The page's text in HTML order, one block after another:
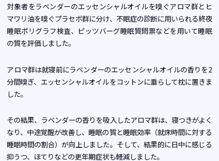
対象者をラベンダーのエッセンシャルオイルを嗅ぐアロマ群とヒ
マワリ油を嗅ぐプラセボ群に分け、不眠症の診断に用いられる終夜
睡眠ポリグラフ検査、ピッツバーグ睡眠質問票などを用いて睡眠
の質を評価しました。
アロマ群は就寝前にラベンダーのエッセンシャルオイルの香りを2
分間嗅ぎ、エッセンシャルオイルをコットンに垂らして枕に置きま
した。
その結果、ラベンダーの香りを吸入したアロマ群は、寝つきがよく
なり、中途覚醒が改善し、睡眠の質と睡眠効率（就床時間に対する
睡眠時間の割合）が向上しました。そして、結果的に日中に感じる
抑うつ、ほてりなどの更年期症状も軽減しました。